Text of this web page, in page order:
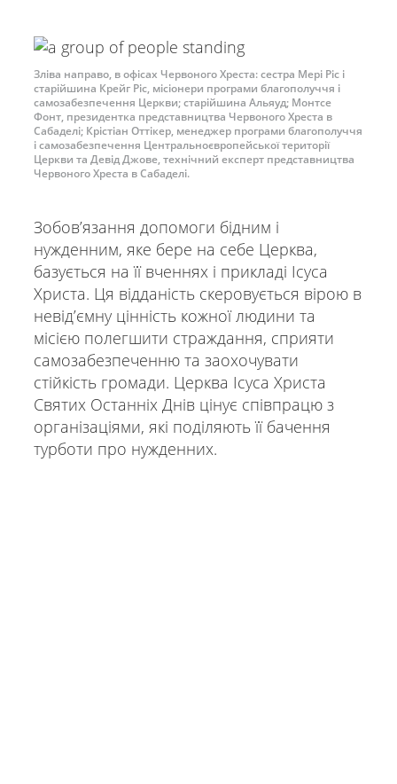
Зліва направо, в офісах Червоного Хреста: сестра Мері Ріс і
старійшина Крейг Ріс, місіонери програми благополуччя і
самозабезпечення Церкви; старійшина Альяуд; Монтсе
Фонт, президентка представництва Червоного Хреста в
Сабаделі; Крістіан Оттікер, менеджер програми благополуччя
і самозабезпечення Центральноєвропейської території
Церкви та Девід Джове, технічний експерт представництва
Червоного Хреста в Сабаделі.
Зобовʼязання допомоги бідним і
нужденним, яке бере на себе Церква,
базується на її вченнях і прикладі Ісуса
Христа. Ця відданість скеровується вірою в
невідʼємну цінність кожної людини та
місією полегшити страждання, сприяти
самозабезпеченню та заохочувати
стійкість громади. Церква Ісуса Христа
Святих Останніх Днів цінує співпрацю з
організаціями, які поділяють її бачення
турботи про нужденних.